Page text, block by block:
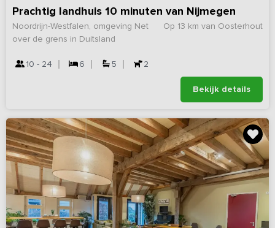
Prachtig landhuis 10 minuten van Nijmegen
Op 13 km van Oosterhout
Noordrijn-Westfalen, omgeving Net
over de grens in Duitsland
10 - 24 6 5 2
Bekijk details